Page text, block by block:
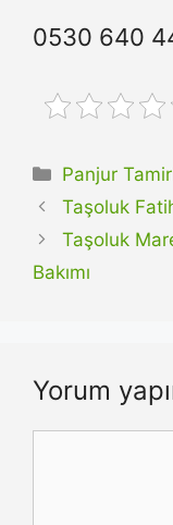
0530 640
Kategoriler
Panjur
Taşoluk
Taşoluk
Bakımı
Yorum